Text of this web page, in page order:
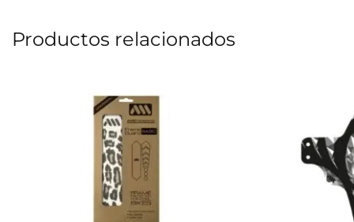
Productos relacionados